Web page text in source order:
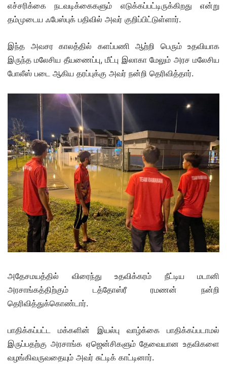
எச்சரிக்கை நடவடிக்கைகளும் எடுக்கப்பட்டிருக்கிறது என்று
தம்முடைய ஃபேஸ்புக் பதிவில் அவர் குறிப்பிட்டுள்ளார்.
இந்த அவசர காலத்தில் களப்பணி ஆற்றி பெரும் உதவியாக
இருந்த மலேசிய தீயணைப்பு, மீட்பு இலாகா மேலும் அரச மலேசிய
போலீஸ் படை ஆகிய தரப்புக்கு அவர் நன்றி தெரிவித்தார்.
அதேசமயத்தில் விரைந்து உதவிக்கரம் நீட்டிய மடானி
அரசாங்கத்திற்கும் டத்தோஸ்ரீ ரமணன் நன்றி
தெரிவித்துக்கொண்டார்.
பாதிக்கப்பட்ட மக்களின் இயல்பு வாழ்க்கை பாதிக்கப்படாமல்
இருப்பதற்கு அரசாங்க ஏஜென்சிகளும் தேவையான உதவிகளை
வழங்கிவருவதையும் அவர் சுட்டிக் காட்டினார்.